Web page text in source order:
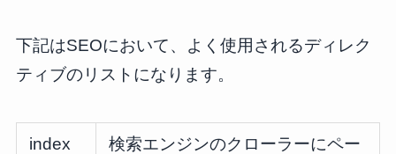
下記はSEOにおいて、よく使用されるディレク
ティブのリストになります。
index
検索エンジンのクローラーにペー